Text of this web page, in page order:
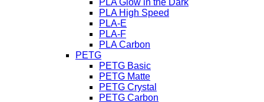
PLA Glow in the Dark
PLA High Speed
PLA-E
PLA-F
PLA Carbon
PETG
PETG Basic
PETG Matte
PETG Crystal
PETG Carbon